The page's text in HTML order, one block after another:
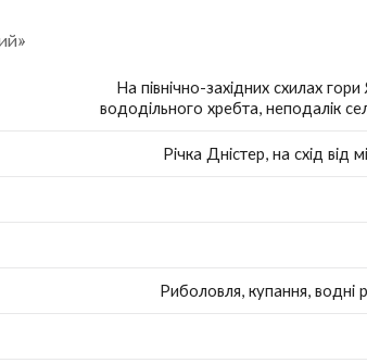
На північно-західних схилах
вододільного хребта, неподалік
Річка Дністер, на схід від
Риболовля, купання, водні